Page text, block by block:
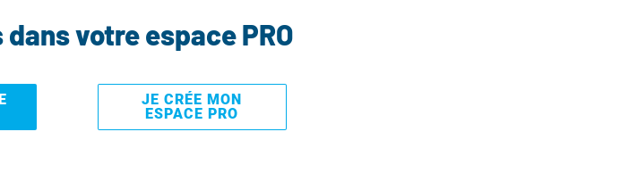
votre espace PRO
JE CRÉE MON
ESPACE PRO